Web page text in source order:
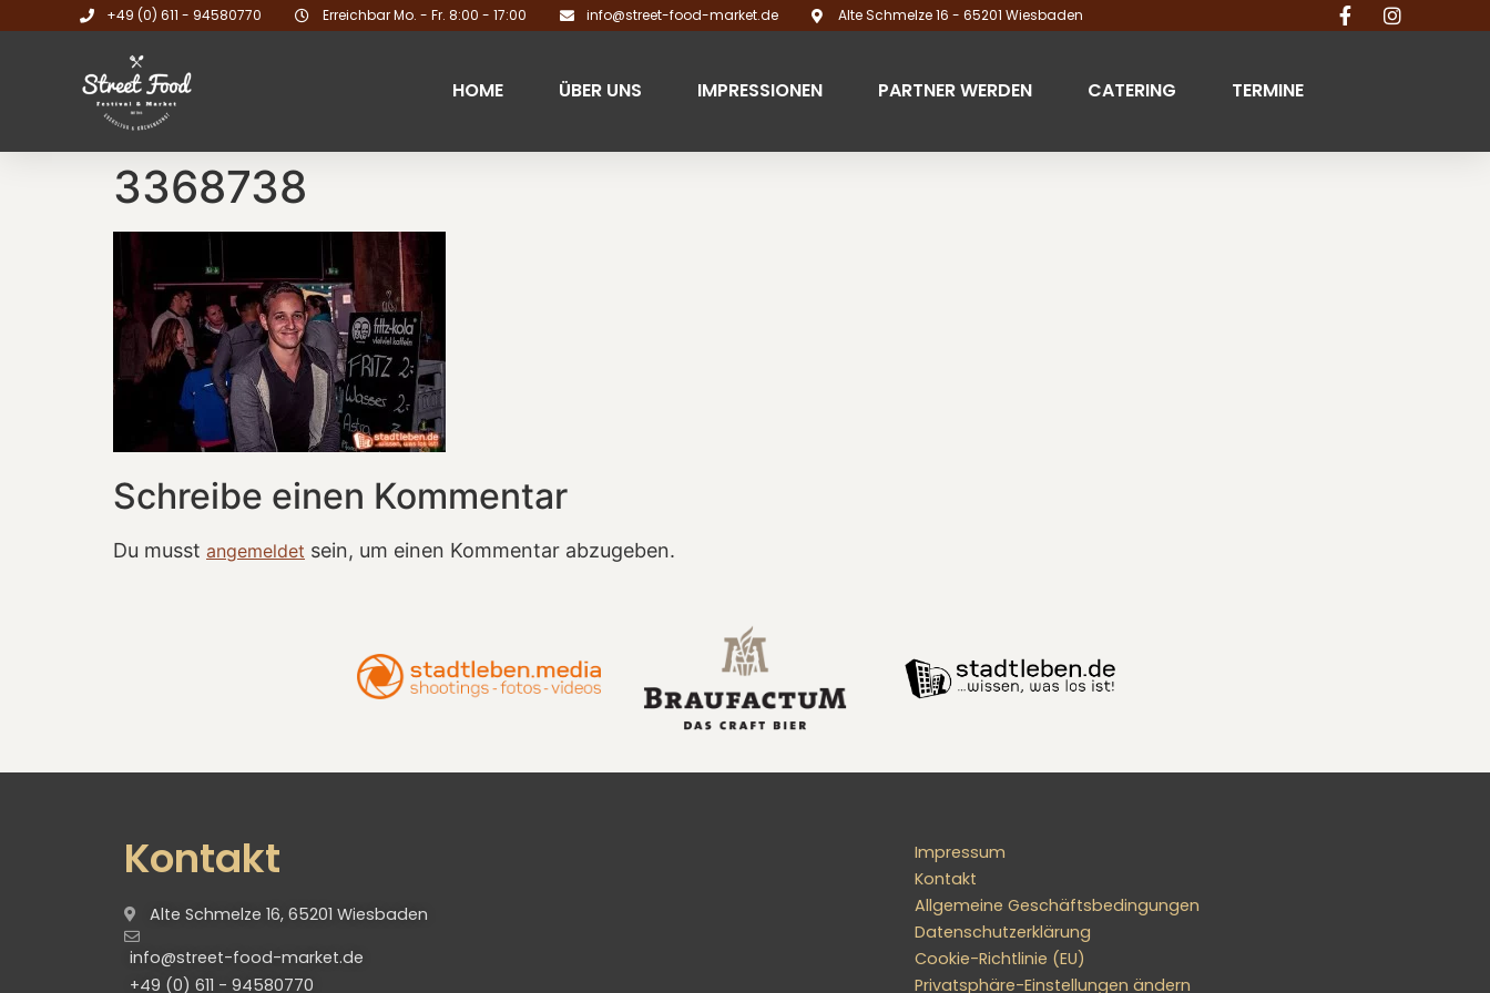
+49 (0) 611 - 94580770 Erreichbar Mo. - Fr. 8:00 - 17:00 info@street-food-market.de Alte Schmelze 16 - 65201 Wiesbaden
HOME ÜBER UNS IMPRESSIONEN PARTNER WERDEN CATERING TERMINE
3368738
Schreibe einen Kommentar
Du musst angemeldet sein, um einen Kommentar abzugeben.
Kontakt
Alte Schmelze 16, 65201 Wiesbaden
info@street-food-market.de
+49 (0) 611 - 94580770
Impressum
Kontakt
Allgemeine Geschäftsbedingungen
Datenschutzerklärung
Cookie-Richtlinie (EU)
Privatsphäre-Einstellungen ändern